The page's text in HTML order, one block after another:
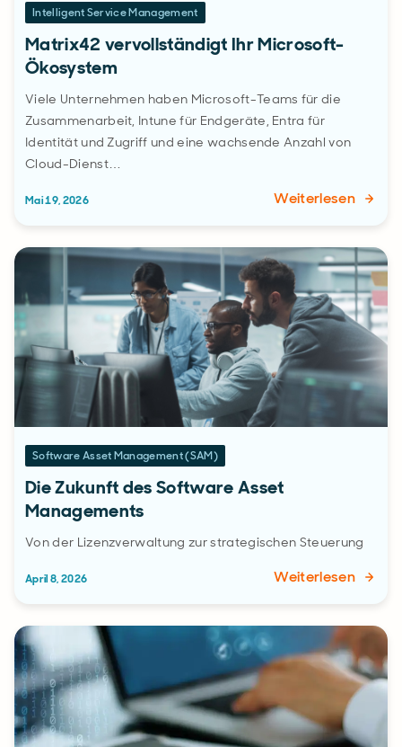
Intelligent Service Management
Matrix42 vervollständigt Ihr Microsoft-
Ökosystem
Viele Unternehmen haben Microsoft-Teams für die
Zusammenarbeit, Intune für Endgeräte, Entra für
Identität und Zugriff und eine wachsende Anzahl von
Cloud-Dienst…
Mai 19, 2026 Weiterlesen
Software Asset Management (SAM)
Die Zukunft des Software Asset
Managements
Von der Lizenzverwaltung zur strategischen Steuerung
April 8, 2026 Weiterlesen